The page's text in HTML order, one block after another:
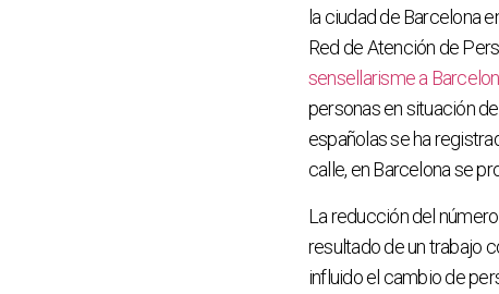
la ciudad de Barcelona
Red de Atención de
sensellarisme a
personas en situación
españolas se ha
calle, en Barcelona se
La reducción del
resultado de un trabajo
influido el cambio de